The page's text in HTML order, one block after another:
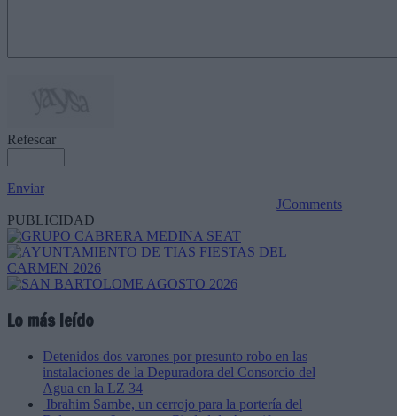
Refescar
Enviar
JComments
PUBLICIDAD
Lo más leído
Detenidos dos varones por presunto robo en las
instalaciones de la Depuradora del Consorcio del
Agua en la LZ 34
Ibrahim Sambe, un cerrojo para la portería del